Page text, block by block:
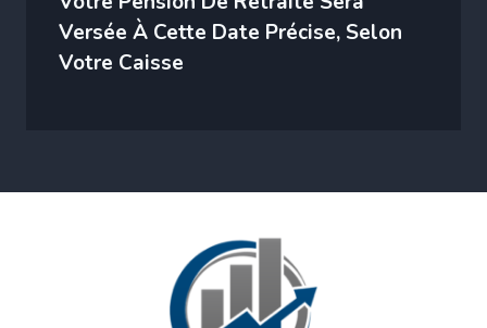
Versée À Cette Date Précise, Selon
Votre Caisse